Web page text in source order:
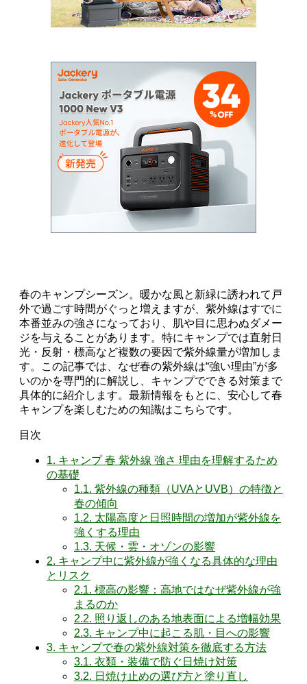
春のキャンプシーズン。暖かな風と新緑に誘われて戸
外で過ごす時間がぐっと増えますが、紫外線はすでに
本番並みの強さになっており、肌や目に思わぬダメー
ジを与えることがあります。特にキャンプでは直射日
光・反射・標高など複数の要因で紫外線量が増加しま
す。この記事では、なぜ春の紫外線は“強い理由”が多
いのかを専門的に解説し、キャンプでできる対策まで
具体的に紹介します。最新情報をもとに、安心して春
キャンプを楽しむための知識はこちらです。
目次
1. キャンプ 春 紫外線 強さ 理由を理解するため
の基礎
1.1. 紫外線の種類（UVAとUVB）の特徴と
春の傾向
1.2. 太陽高度と日照時間の増加が紫外線を
強くする理由
1.3. 天候・雲・オゾンの影響
2. キャンプ中に紫外線が強くなる具体的な理由
とリスク
2.1. 標高の影響：高地ではなぜ紫外線が強
まるのか
2.2. 照り返しのある地表面による増幅効果
2.3. キャンプ中に起こる肌・目への影響
3. キャンプで春の紫外線対策を徹底する方法
3.1. 衣類・装備で防ぐ日焼け対策
3.2. 日焼け止めの選び方と塗り直し